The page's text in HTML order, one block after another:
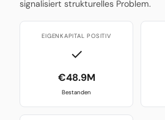
signalisiert strukturelles Problem.
EIGENKAPITAL POSITIV
✓
€48.9M
Bestanden